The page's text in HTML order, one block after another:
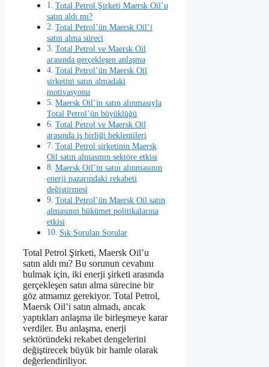
Total Petrol Şirketi Maersk Oil’u
satın aldı mı?
Total Petrol’ün Maersk Oil’i
satın alma süreci
Total Petrol ve Maersk Oil
arasında gerçekleşen anlaşma
Total Petrol’ün Maersk Oil
şirketini satın almadaki
motivasyonu
Maersk Oil’in satın alınmasıyla
Total Petrol’ün büyüklüğü
Total Petrol ve Maersk Oil
arasında iş birliği beklentileri
Total Petrol şirketinin Maersk
Oil satın almasının sektöre etkisi
Maersk Oil’in satın alınmasının
enerji pazarındaki rekabeti
değiştirmesi
Total Petrol’ün Maersk Oil satın
almasının hükümet politikalarına
etkisi
Sık Sorulan Sorular
Total Petrol Şirketi, Maersk Oil’u
satın aldı mı? Bu sorunun cevabını
bulmak için, iki enerji şirketi arasında
gerçekleşen satın alma sürecine bir
göz atmamız gerekiyor. Total Petrol,
Maersk Oil’i satın almadı, ancak
yaptıkları anlaşma ile birleşmeye karar
verdiler. Bu anlaşma, enerji
sektöründeki rekabet dengelerini
değiştirecek büyük bir hamle olarak
değerlendiriliyor.